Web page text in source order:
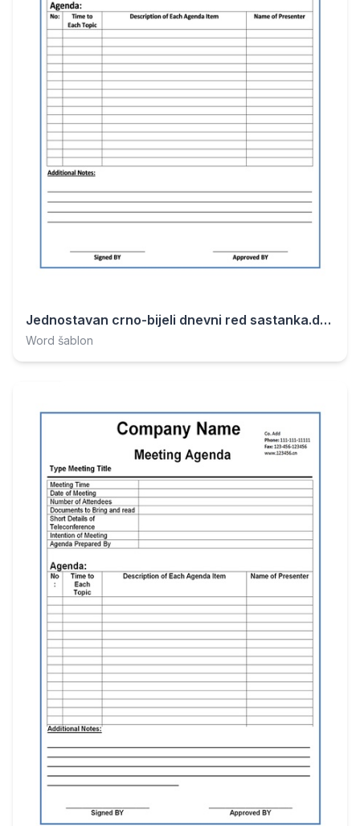
Jednostavan crno-bijeli dnevni red sastanka.docx
Word šablon